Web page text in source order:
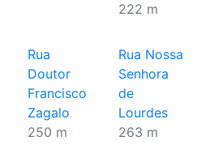
222 m
Rua
Doutor
Francisco
Zagalo
250 m
Rua Nossa
Senhora
de
Lourdes
263 m